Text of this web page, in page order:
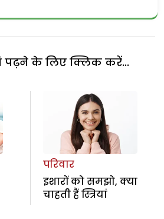
पढ़ने के लिए क्लिक करें...
परिवार
इशारों को समझो, क्या
चाहती हैं स्त्रियां